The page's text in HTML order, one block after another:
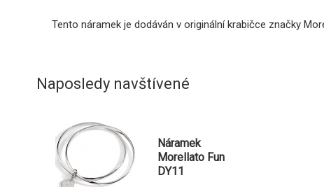
Tento náramek je dodáván v originální krabičce značky
Naposledy navštívené
Náramek
Morellato Fun
DY11